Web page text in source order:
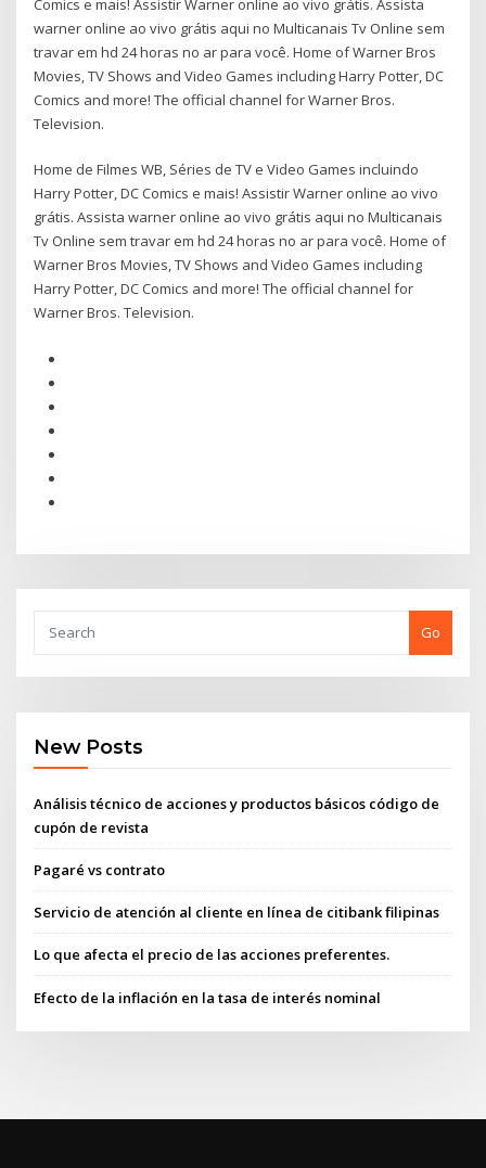
Comics e mais! Assistir Warner online ao vivo grátis. Assista
warner online ao vivo grátis aqui no Multicanais Tv Online sem
travar em hd 24 horas no ar para você. Home of Warner Bros
Movies, TV Shows and Video Games including Harry Potter, DC
Comics and more! The official channel for Warner Bros.
Television.
Home de Filmes WB, Séries de TV e Video Games incluindo
Harry Potter, DC Comics e mais! Assistir Warner online ao vivo
grátis. Assista warner online ao vivo grátis aqui no Multicanais
Tv Online sem travar em hd 24 horas no ar para você. Home of
Warner Bros Movies, TV Shows and Video Games including
Harry Potter, DC Comics and more! The official channel for
Warner Bros. Television.
Go
New Posts
Análisis técnico de acciones y productos básicos código de
cupón de revista
Pagaré vs contrato
Servicio de atención al cliente en línea de citibank filipinas
Lo que afecta el precio de las acciones preferentes.
Efecto de la inflación en la tasa de interés nominal